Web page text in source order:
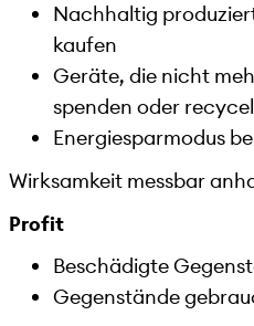
Nachhaltig
kaufen
Geräte, die nicht
spenden oder
Energiesparmodus
Wirksamkeit messbar
Profit
Beschädigte
Gegenstände